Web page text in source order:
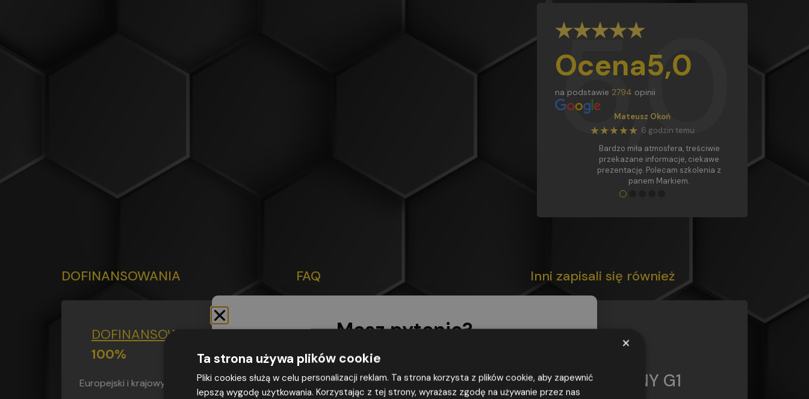
5,0
Ocena5,0
na podstawie 2794 opinii
Mateusz Okoń
★★★★★ 6 godzin temu
Bardzo miła atmosfera, treściwie
przekazane informacje, ciekawe
prezentację. Polecam szkolenia z
panem Markiem.
●
DOFINANSOWANIA
DOFINANSOWANIE
DO
100%
Europejski i krajowy fundusz szkoleniowy
FAQ
OSZ Omega to ponad 25 lat
doświadczenia, ponad 42 000
zrealizowanych kursów i zdawalność
Inni zapisali się również
ELEKTRYCZNY G1
×
Ta strona używa plików cookie
Pliki cookies służą w celu personalizacji reklam. Ta strona korzysta z plików cookie, aby zapewnić
lepszą wygodę użytkowania. Korzystając z tej strony, wyrażasz zgodę na używanie przez nas
Masz pytania?
Zostaw nr, a my